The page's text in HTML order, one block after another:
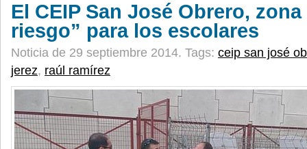
El CEIP San José Obrero,
riesgo” para los escolares
Noticia de 29 septiembre 2014. Tags: ceip san josé
jerez, raúl ramírez